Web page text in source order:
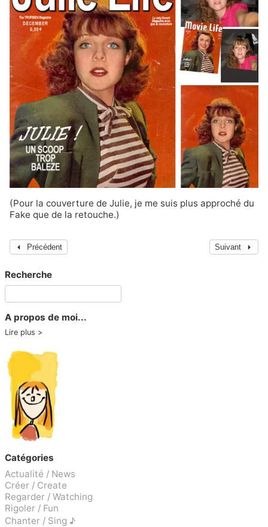
(Pour la couverture de Julie, je me suis plus approché du
Fake que de la retouche.)
Précédent Suivant
Recherche
A propos de moi...
Lire plus
Catégories
Actualité / News
Créer / Create
Regarder / Watching
Rigoler / Fun
Chanter / Sing ♪